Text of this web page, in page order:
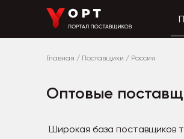
Главная / Поставщики / Россия
Оптовые
Широкая база поставщиков